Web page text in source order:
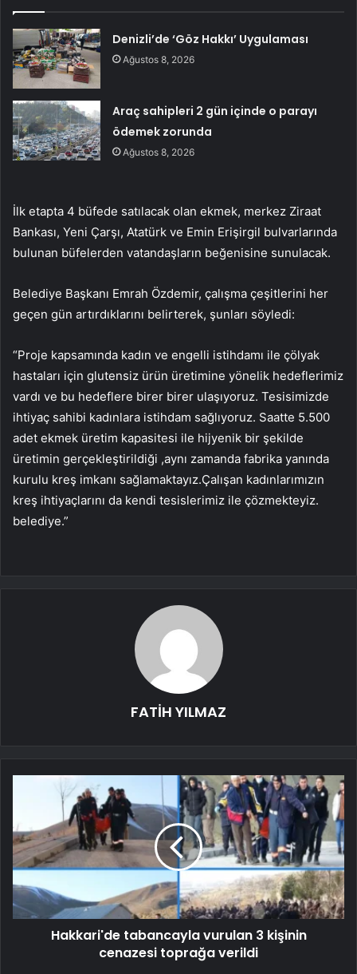
Denizli’de ‘Göz Hakkı’ Uygulaması
Ağustos 8, 2026
Araç sahipleri 2 gün içinde o parayı
ödemek zorunda
Ağustos 8, 2026
İlk etapta 4 büfede satılacak olan ekmek, merkez Ziraat
Bankası, Yeni Çarşı, Atatürk ve Emin Erişirgil bulvarlarında
bulunan büfelerden vatandaşların beğenisine sunulacak.
Belediye Başkanı Emrah Özdemir, çalışma çeşitlerini her
geçen gün artırdıklarını belirterek, şunları söyledi:
“Proje kapsamında kadın ve engelli istihdamı ile çölyak
hastaları için glutensiz ürün üretimine yönelik hedeflerimiz
vardı ve bu hedeflere birer birer ulaşıyoruz. Tesisimizde
ihtiyaç sahibi kadınlara istihdam sağlıyoruz. Saatte 5.500
adet ekmek üretim kapasitesi ile hijyenik bir şekilde
üretimin gerçekleştirildiği ,aynı zamanda fabrika yanında
kurulu kreş imkanı sağlamaktayız.Çalışan kadınlarımızın
kreş ihtiyaçlarını da kendi tesislerimiz ile çözmekteyiz.
belediye.”
FATİH YILMAZ
Hakkari'de tabancayla vurulan 3 kişinin
cenazesi toprağa verildi